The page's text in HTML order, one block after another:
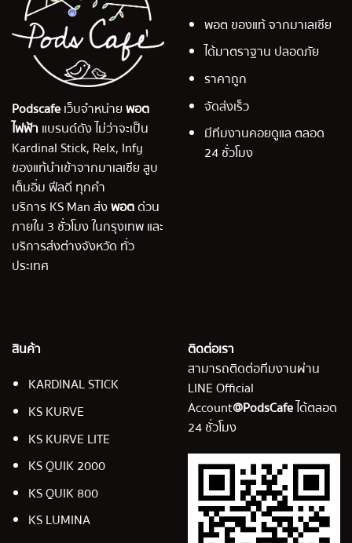
Podscafeเว็บจำหน่ายพอต
ไฟฟ้า แบรนด์ดัง ไม่ว่าจะเป็น
Kardinal Stick, Relx, Infy
ของแท้นำเข้าจากมาเลเซีย สูบ
เต็มอิ่ม ฟีลดี ทุกคำ
บริการ KS Man ส่งพอตด่วน
ภายใน 3 ชั่วโมง ในกรุงเทพ และ
บริการส่งต่างจังหวัด ทั่ว
ประเทศ
พอต ของแท้ จากมาเลเซีย
ได้มาตราฐาน ปลอดภัย
ราคาถูก
จัดส่งเร็ว
มีทีมงานคอยดูแล ตลอด
24 ชั่วโมง
สินค้า
KARDINAL STICK
KS KURVE
KS KURVE LITE
KS QUIK 2000
KS QUIK 800
KS LUMINA
ติดต่อเรา
สามารถติดต่อทีมงานผ่าน
LINE Official
Account@PodsCafeได้ตลอด
24 ชั่วโมง